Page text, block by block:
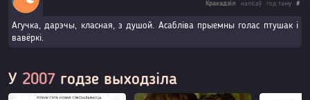
Кракадзіл напісаў год таму #
Агучка, дарэчы, класная, з душой. Асабліва прыемны голас птушак і
вавёркі.
У 2007 годзе выходзіла